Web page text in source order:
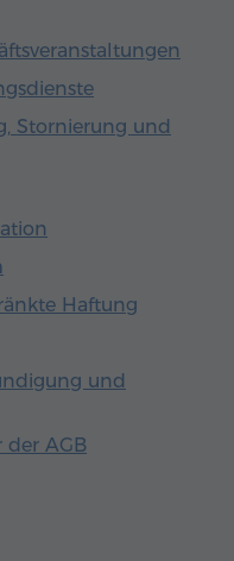
Stornierung und
Haftung
und
der AGB